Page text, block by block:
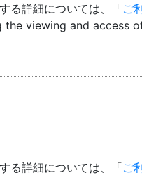
る詳細については、「ご
viewing and access
る詳細については、「ご